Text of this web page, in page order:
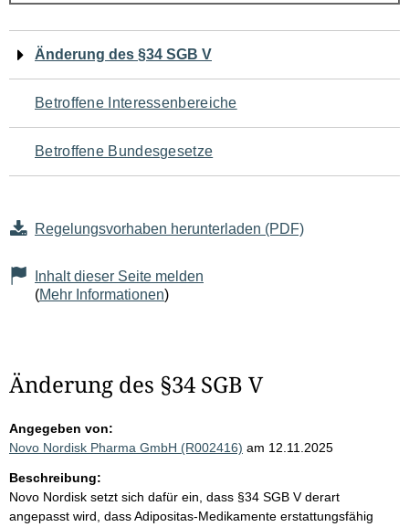
Navigation
für
den
Seiteninhalt
Änderung des §34 SGB V
Betroffene Interessenbereiche
Betroffene Bundesgesetze
Regelungsvorhaben herunterladen (PDF)
Inhalt dieser Seite melden
(Mehr Informationen)
Änderung des §34 SGB V
Angegeben von:
Novo Nordisk Pharma GmbH (R002416) am 12.11.2025
Beschreibung:
Novo Nordisk setzt sich dafür ein, dass §34 SGB V derart
angepasst wird, dass Adipositas-Medikamente erstattungsfähig